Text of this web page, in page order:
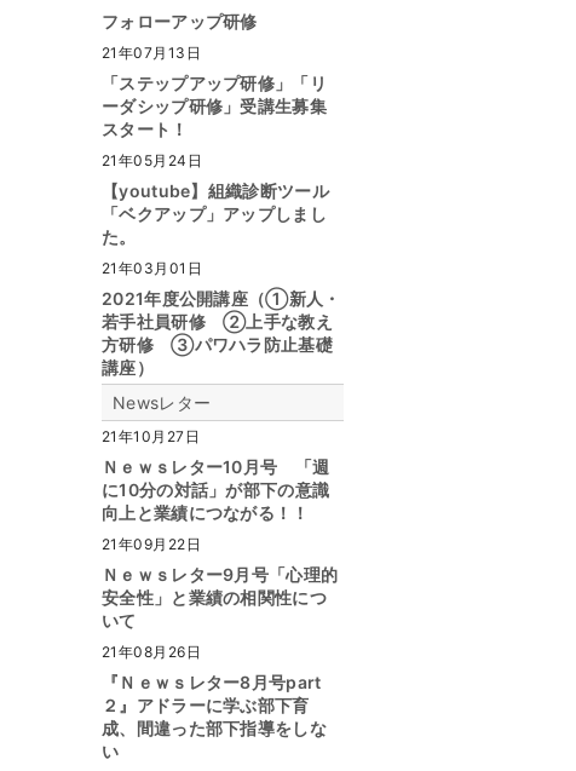
フォローアップ研修
21年07月13日
「ステップアップ研修」「リ
ーダシップ研修」受講生募集
スタート！
21年05月24日
【youtube】組織診断ツール
「ベクアップ」アップしまし
た。
21年03月01日
2021年度公開講座（①新人・
若手社員研修 ②上手な教え
方研修 ③パワハラ防止基礎
講座）
Newsレター
21年10月27日
Ｎｅｗｓレター10月号 「週
に10分の対話」が部下の意識
向上と業績につながる！！
21年09月22日
Ｎｅｗｓレター9月号「心理的
安全性」と業績の相関性につ
いて
21年08月26日
『Ｎｅｗｓレター8月号part
２』アドラーに学ぶ部下育
成、間違った部下指導をしな
い